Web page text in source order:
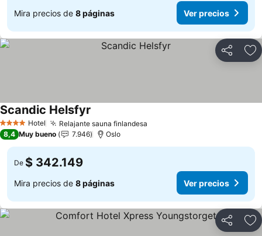
Mira precios de 8 páginas Ver precios
Compartir
4 EstrellasHotel Relajante sauna finlandesa
Scandic Helsfyr
8,4 Muy bueno 7.946 Oslo
De $ 342.149
Mira precios de 8 páginas Ver precios
Compartir